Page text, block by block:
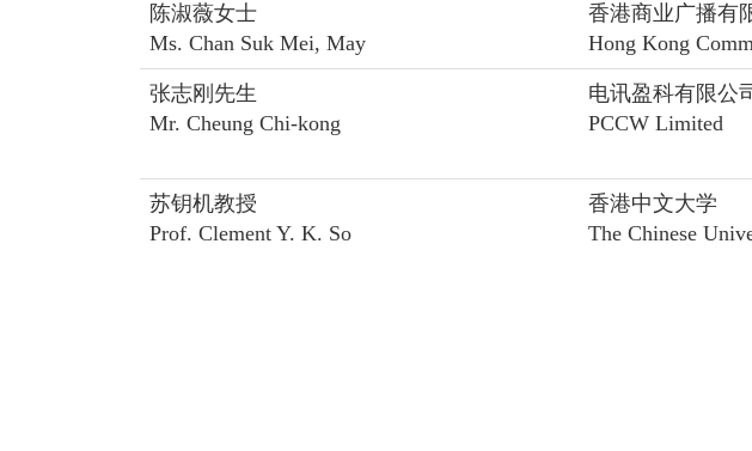
陈淑薇女士
Ms. Chan Suk Mei, May
香港商业广播有
Hong Kong
张志刚先生
Mr. Cheung Chi-kong
电讯盈科有限公司
PCCW Limited
苏钥机教授
Prof. Clement Y. K. So
香港中文大学
The Chinese